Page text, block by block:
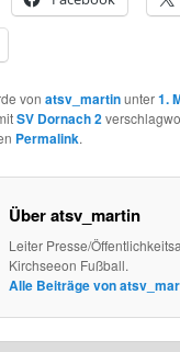
vonatsv_martinunter1.
SV Dornach 2
Permalink.
Über atsv_martin
Leiter Presse/
Kirchseeon Fußball.
Alle Beiträge von